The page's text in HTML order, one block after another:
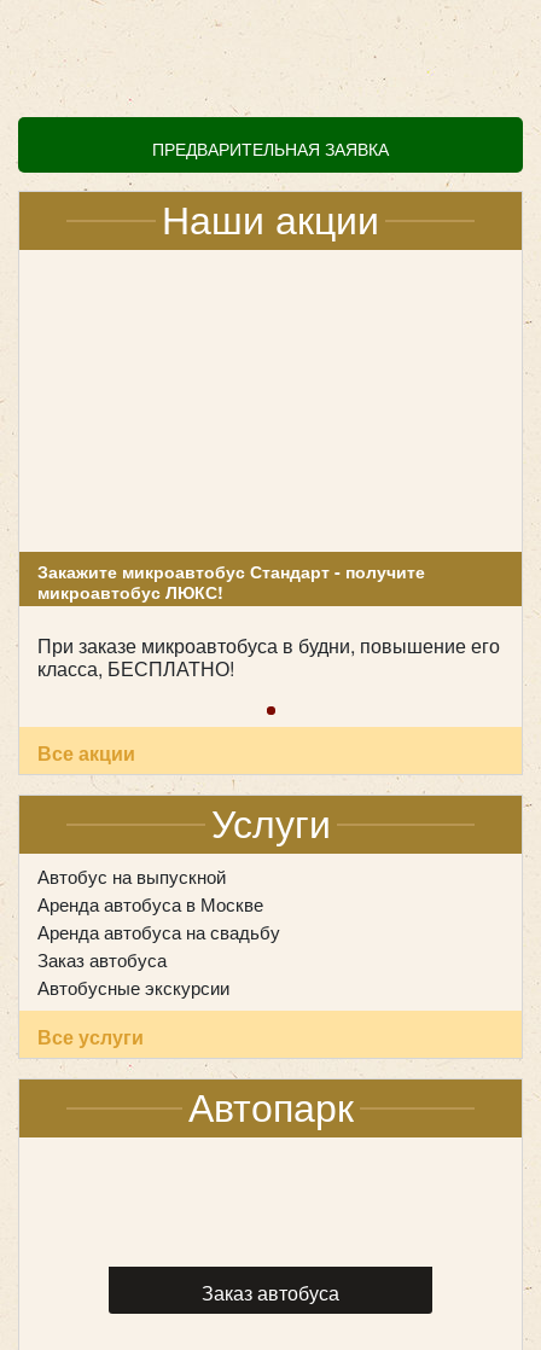
ПРЕДВАРИТЕЛЬНАЯ ЗАЯВКА
Наши акции
Закажите микроавтобус Стандарт - получите
микроавтобус ЛЮКС!
При заказе микроавтобуса в будни, повышение его
класса, БЕСПЛАТНО!
Все акции
Услуги
Автобус на выпускной
Аренда автобуса в Москве
Аренда автобуса на свадьбу
Заказ автобуса
Автобусные экскурсии
Все услуги
Автопарк
Заказ автобуса
Ford Transit
Mercedes Viano
Цена от:
Ford Transit